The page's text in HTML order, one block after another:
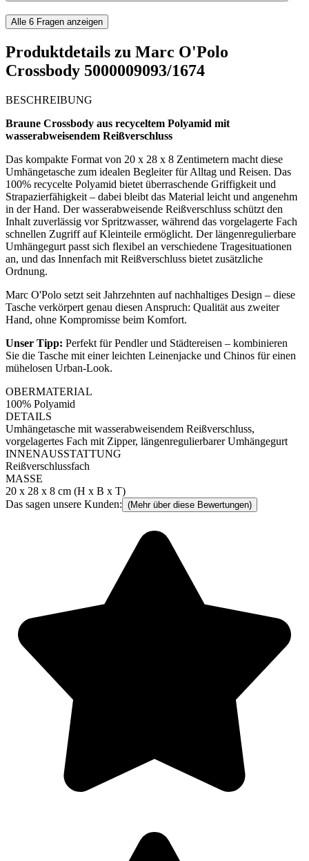
Alle 6 Fragen anzeigen
Produktdetails zu Marc O'Polo
Crossbody 5000009093/1674
BESCHREIBUNG
Braune Crossbody aus recyceltem Polyamid mit
wasserabweisendem Reißverschluss
Das kompakte Format von 20 x 28 x 8 Zentimetern macht diese
Umhängetasche zum idealen Begleiter für Alltag und Reisen. Das
100% recycelte Polyamid bietet überraschende Griffigkeit und
Strapazierfähigkeit – dabei bleibt das Material leicht und angenehm
in der Hand. Der wasserabweisende Reißverschluss schützt den
Inhalt zuverlässig vor Spritzwasser, während das vorgelagerte Fach
schnellen Zugriff auf Kleinteile ermöglicht. Der längenregulierbare
Umhängegurt passt sich flexibel an verschiedene Tragesituationen
an, und das Innenfach mit Reißverschluss bietet zusätzliche
Ordnung.
Marc O'Polo setzt seit Jahrzehnten auf nachhaltiges Design – diese
Tasche verkörpert genau diesen Anspruch: Qualität aus zweiter
Hand, ohne Kompromisse beim Komfort.
Unser Tipp: Perfekt für Pendler und Städtereisen – kombinieren
Sie die Tasche mit einer leichten Leinenjacke und Chinos für einen
mühelosen Urban-Look.
OBERMATERIAL
100% Polyamid
DETAILS
Umhängetasche mit wasserabweisendem Reißverschluss,
vorgelagertes Fach mit Zipper, längenregulierbarer Umhängegurt
INNENAUSSTATTUNG
Reißverschlussfach
MASSE
20 x 28 x 8 cm (H x B x T)
Das sagen unsere Kunden: (Mehr über diese Bewertungen)